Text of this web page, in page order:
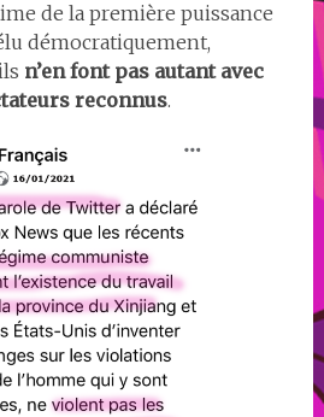
de la première puissance
démocratiquement,
n’en font pas autant avec
reconnus.